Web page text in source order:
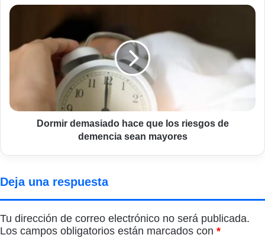
Dormir
demasiado
que
sean
mayoresDormir demasiado hace que los riesgos de
demencia sean mayores
Deja una respuesta
Tu dirección de correo electrónico no será publicada.
Los campos obligatorios están marcados con *